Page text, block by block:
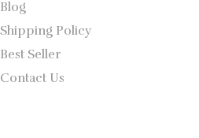
Blog
Shipping Policy
Best Seller
Contact Us